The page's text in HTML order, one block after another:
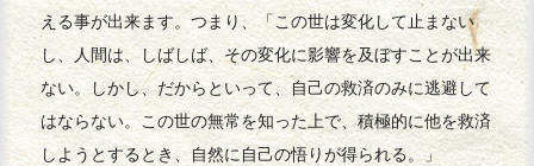
える事が出来ます。つまり、「この世は変化して止まない
し、人間は、しばしば、その変化に影響を及ぼすことが出来
ない。しかし、だからといって、自己の救済のみに逃避して
はならない。この世の無常を知った上で、積極的に他を救済
しようとするとき、自然に自己の悟りが得られる。」